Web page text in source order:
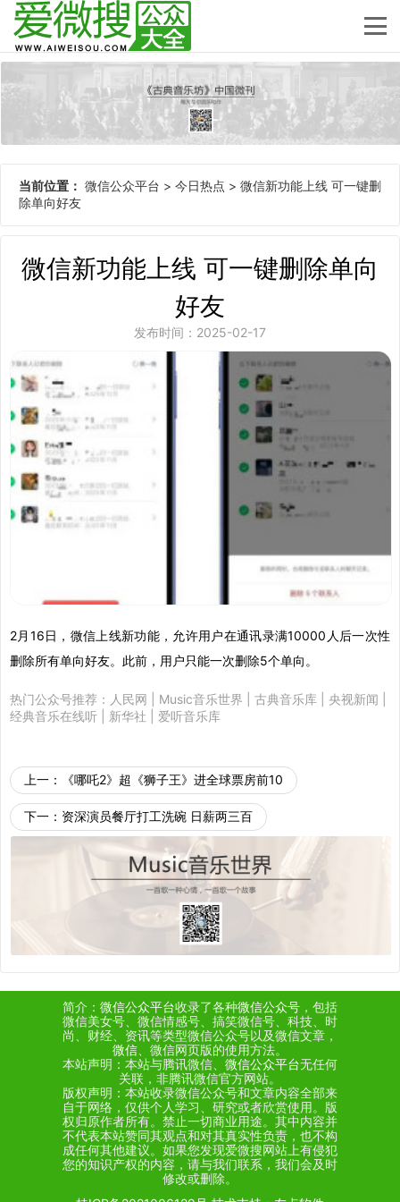
当前位置： 微信公众平台 > 今日热点 > 微信新功能上线 可一键删
除单向好友
微信新功能上线 可一键删除单向
好友
发布时间：2025-02-17
2月16日，微信上线新功能，允许用户在通讯录满10000人后一次性
删除所有单向好友。此前，用户只能一次删除5个单向。
热门公众号推荐： 人民网 Music音乐世界 古典音乐库 央视新闻
经典音乐在线听
新华社 爱听音乐库
上一： 《哪吒2》超《狮子王》进全球票房前10
下一： 资深演员餐厅打工洗碗 日薪两三百
简介： 微信公众平台收录了各种微信公众号 ，包括
微信美女号、微信情感号、搞笑微信号、科技、时
尚、财经、资讯等类型微信公众号以及微信文章，
微信 、微信网页版的使用方法。
本站声明：本站与腾讯微信、 微信公众平台无任何
关联，非腾讯微信官方网站。
版权声明：本站收录微信公众号和文章内容全部来
自于网络，仅供个人学习、研究或者欣赏使用。版
权归原作者所有。禁止一切商业用途。其中内容并
不代表本站赞同其观点和对其真实性负责，也不构
成任何其他建议。如果您发现爱微搜网站上有侵犯
您的知识产权的内容，请与我们联系，我们会及时
修改或删除。